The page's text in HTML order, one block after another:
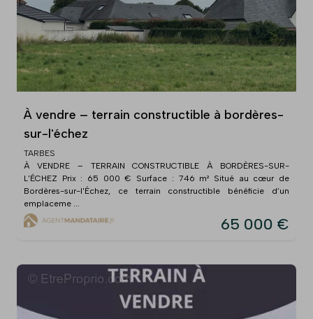
À vendre – terrain constructible à bordères-
sur-l'échez
TARBES
À VENDRE – TERRAIN CONSTRUCTIBLE À BORDÈRES-SUR-
L'ÉCHEZ Prix : 65 000 € Surface : 746 m² Situé au cœur de
Bordères-sur-l'Échez, ce terrain constructible bénéficie d’un
emplaceme ...
65 000 €